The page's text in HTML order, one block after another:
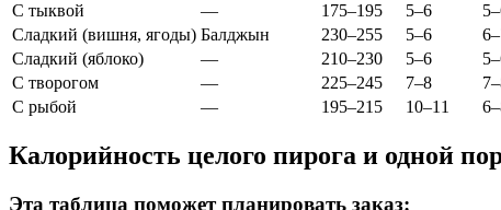
С тыквой
— 175–195 5–6
Сладкий (вишня, ягоды) Балджын 230–255 5–6
Сладкий (яблоко)
— 210–230 5–6
С творогом
— 225–245 7–8
С рыбой
— 195–215 10–11
Калорийность целого пирога и одной
Эта таблица поможет планировать заказ: